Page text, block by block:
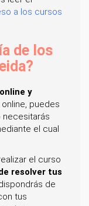
a los cursos
de los
y
puedes
necesitarás
el cual
el curso
resolver tus
de
tus